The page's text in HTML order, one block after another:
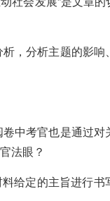
，分析主题的影响
中考官也是通过对
法眼？
给定的主旨进行书